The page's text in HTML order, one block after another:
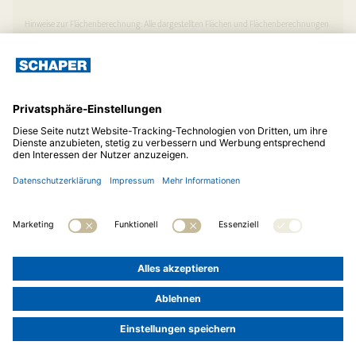
Hinweise zur Flächenberechnung: Alle dargestellten Flächen und Flächenberechnungen
zur Berechnung der Wohnfläche (Wohnflächenverordnung – Wo FlV) vom 25.
November 2003 (BgBl. I S. 2346) ermittelt. Balkone und Loggien sind mit 50 % der
Illustration.
© 2026Albert Schaper Hoch- und Ingenieurbau GmbH
05121 81072
Impressum
Datenschutz
LOGIN »